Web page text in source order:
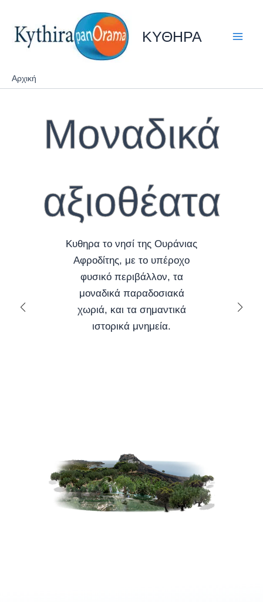
στο
περιεχόμενο
ΚΥΘΗΡΑ
Αρχική
Μοναδικά
αξιοθέατα
Κυθηρα το νησί της Ουράνιας
Αφροδίτης, με το υπέροχο
φυσικό περιβάλλον, τα
μοναδικά παραδοσιακά
χωριά, και τα σημαντικά
ιστορικά μνημεία.